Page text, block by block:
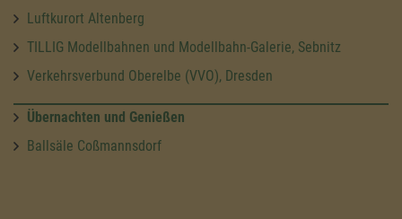
Luftkurort Altenberg
TILLIG Modellbahnen und Modellbahn-Galerie, Sebnitz
Verkehrsverbund Oberelbe (VVO), Dresden
Übernachten und Genießen
Ballsäle Coßmannsdorf